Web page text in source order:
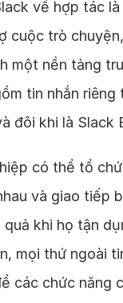
về hợp tác
cuộc trò
một nền tảng
tin nhắn riêng
đôi khi là Slack
có thể tổ
và giao tiếp
khi họ tận
mọi thứ ngoài
các chức năng